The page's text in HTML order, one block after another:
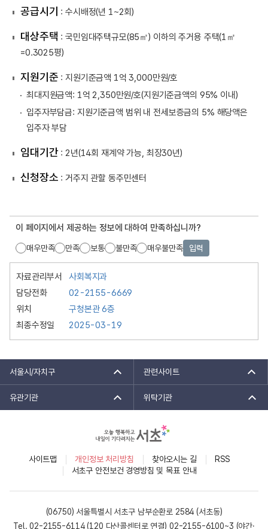
공급시기 : 수시배정(년 1~2회)
대상주택 : 국민임대주택규모(85㎡) 이하의 주거용 주택(1㎡
=0.3025평)
지원기준 : 지원기준금액 1억 3,000만원/호
최대지원금액: 1억 2,350만원/호(지원기준금액의 95% 이내)
입주자부담금: 지원기준금액 범위 내 전세보증금의 5% 해당액은
입주자 부담
임대기간: 2년(14회 재계약 가능, 최장30년)
신청장소 : 거주지 관할 동주민센터
이 페이지에서 제공하는 정보에 대하여 만족하십니까?
매우만족 만족 보통 불만족 매우불만족 입력
자료관리부서
사회복지과
담당전화
02-2155-6669
위치
구청본관 6층
최종수정일
2025-03-19
서울시/자치구 관련사이트
유관기관 위탁기관
사이트맵 개인정보 처리방침 찾아오시는 길
RSS
서초구 안전보건 경영방침 및 목표 안내
(06750) 서울특별시 서초구 남부순환로 2584 (서초동)
Tel. 02-2155-6114 (120 다산콜센터로 연결) 02-2155-6100~3 (야간·